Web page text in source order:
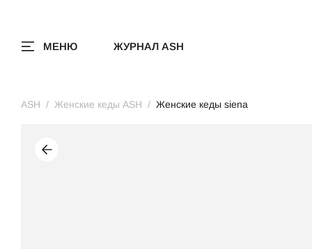
МЕНЮ ЖУРНАЛ ASH
ASH Женские кеды ASH Женские кеды siena